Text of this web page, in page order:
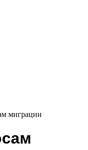
миграции